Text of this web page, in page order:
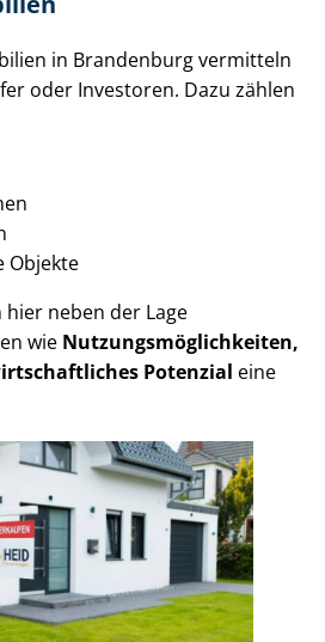
in Brandenburg vermitteln
oder Investoren. Dazu zählen
Objekte
hier neben der Lage
wie Nut­zungs­mög­lich­kei­ten,
Potenzial eine